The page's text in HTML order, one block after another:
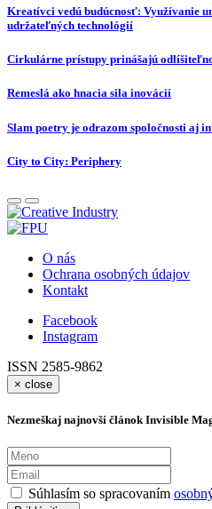
Kreatívci vedú budúcnosť: Využívanie
udržateľných technológií
Cirkulárne prístupy prinášajú
Remeslá ako hnacia sila inovácií
Slam poetry je odrazom spoločnosti aj
City to City: Periphery
O nás
Ochrana osobných údajov
Kontakt
Facebook
Instagram
ISSN 2585-9862
× close
Nezmeškaj najnovší článok Invisible
Súhlasím so spracovaním